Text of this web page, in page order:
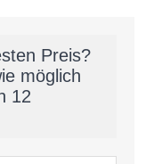
Preis?
möglich
12